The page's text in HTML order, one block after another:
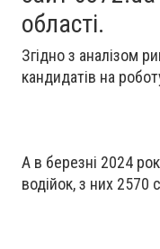
області.
Згідно з аналізом
кандидатів на
А в березні 2024
водійок, з них 2570